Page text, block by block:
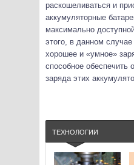
раскошеливаться и
аккумуляторные
максимально
этого, в данном
хорошее и «умное»
способное обеспечить
заряда этих
ТЕХНОЛОГИИ